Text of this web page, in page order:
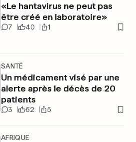
«Le hantavirus ne peut pas
être créé en laboratoire»
7 40 1
SANTÉ
Un médicament visé par une
alerte après le décès de 20
patients
3 62 5
AFRIQUE